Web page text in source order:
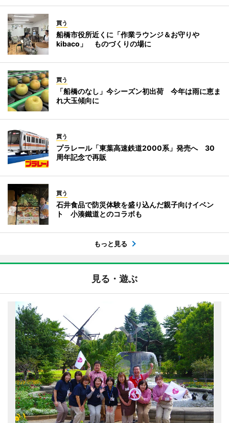
買う
船橋市役所近くに「作業ラウンジ＆お守りや
kibaco」 ものづくりの場に
買う
「船橋のなし」今シーズン初出荷 今年は雨に恵ま
れ大玉傾向に
買う
プラレール「東葉高速鉄道2000系」発売へ 30
周年記念で再販
買う
石井食品で防災体験を盛り込んだ親子向けイベン
ト 小湊鐵道とのコラボも
もっと見る
見る・遊ぶ